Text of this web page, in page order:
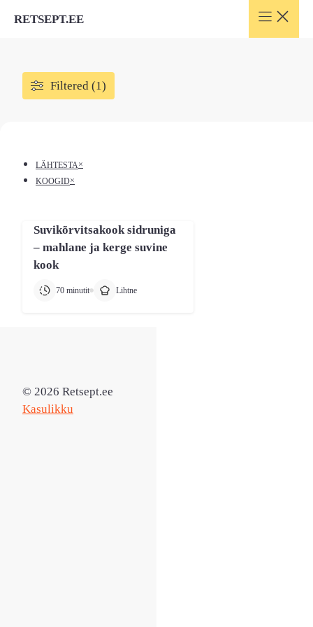
RETSEPT.EE
Filtered (1)
LÄHTESTA×
KOOGID×
Suvikõrvitsakook sidruniga
– mahlane ja kerge suvine
kook
70 minutit Lihtne
© 2026 Retsept.ee
Kasulikku